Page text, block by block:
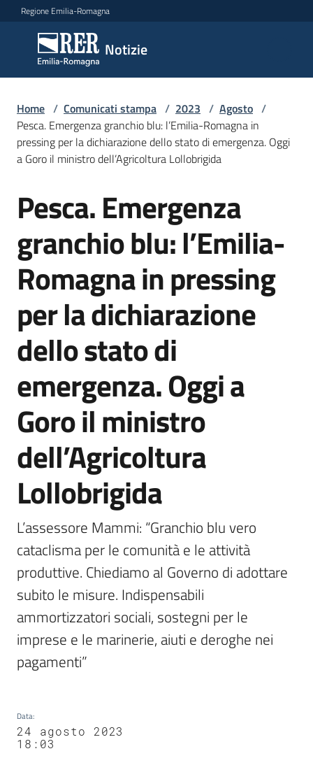
Vai al contenuto
Vai alla navigazione
Vai al footer
Regione Emilia-Romagna
Notizie
Notizie
Comunicati
stampa
Menu selezionato
Cerca
comunicato
Risorse
Agenzia
informazione
comunicazione
Seguici
su
Home / Comunicati stampa / 2023 / Agosto /
Pesca. Emergenza granchio blu: l’Emilia-Romagna in
pressing per la dichiarazione dello stato di emergenza. Oggi
a Goro il ministro dell’Agricoltura Lollobrigida
Salta al contenuto
Pesca. Emergenza
granchio blu: l’Emilia-
Romagna in pressing
per la dichiarazione
dello stato di
emergenza. Oggi a
Goro il ministro
dell’Agricoltura
Lollobrigida
L’assessore Mammi: “Granchio blu vero
cataclisma per le comunità e le attività
produttive. Chiediamo al Governo di adottare
subito le misure. Indispensabili
ammortizzatori sociali, sostegni per le
imprese e le marinerie, aiuti e deroghe nei
pagamenti”
Data:
24 agosto 2023
18:03